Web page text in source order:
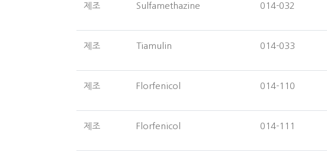
제조 Sulfamethazine 014-032
제조 Tiamulin 014-033
제조 Florfenicol 014-110
제조 Florfenicol 014-111